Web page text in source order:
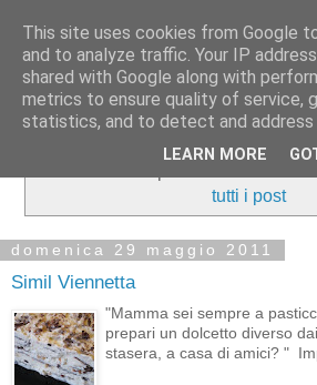
tutti i post
domenica 29 maggio 2011
Simil Viennetta
"Mamma sei sempre a
prepari un dolcetto diverso
stasera, a casa di amici? "
This site uses cookies from Google
and to analyze traffic. Your IP
shared with Google along with
metrics to ensure quality of service,
statistics, and to detect and address
LEARN MORE